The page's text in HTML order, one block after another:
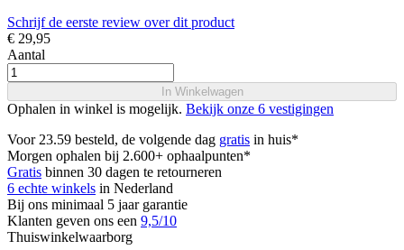
Schrijf de eerste review over dit product
€ 29,95
Aantal
In Winkelwagen
Ophalen in winkel is mogelijk. Bekijk onze 6 vestigingen
Voor 23.59 besteld, de volgende dag gratis in huis*
Morgen ophalen bij 2.600+ ophaalpunten*
Gratis binnen 30 dagen te retourneren
6 echte winkels in Nederland
Bij ons minimaal 5 jaar garantie
Klanten geven ons een 9,5/10
Thuiswinkelwaarborg